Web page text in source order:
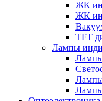
ЖК
ЖК
TFT
Лампы